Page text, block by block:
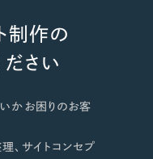
制作の
さい
かお困りのお客
、サイトコンセプ